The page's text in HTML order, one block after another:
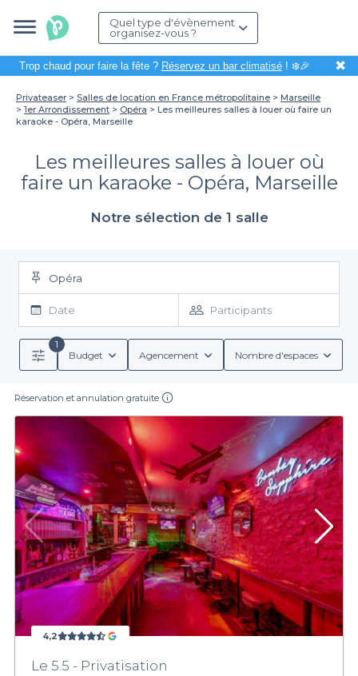
Quel type d'évènement
organisez-vous ?
Trop chaud pour faire la fête ? Réservez un bar climatisé! ❄️🎉 ✖
Privateaser Salles de location en France métropolitaine
Marseille
1er Arrondissement
Opéra
Les meilleures salles à louer où faire un
karaoke - Opéra, Marseille
Les meilleures salles à louer où
faire un karaoke - Opéra, Marseille
Notre sélection de 1 salle
Opéra
Date Participants
1
Budget
Agencement Nombre d'espaces
Réservation et annulation gratuite
4,2
Le 5.5 - Privatisation